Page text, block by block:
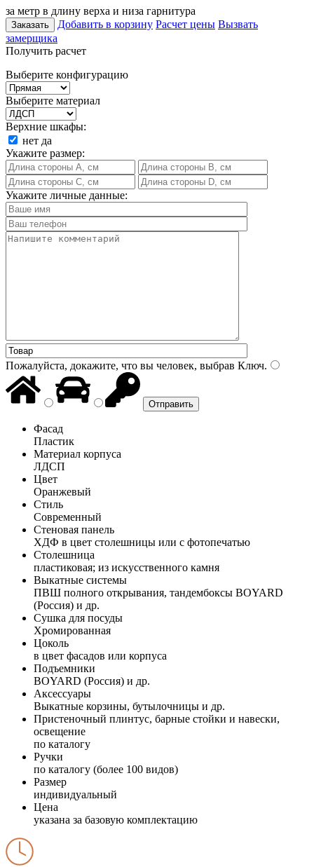
за метр в длину верха и низа гарнитура
Заказать Добавить в корзину Расчет цены Вызвать
замерщика
Получить расчет
Выберите конфигурацию
Выберите материал
Верхние шкафы:
нет да
Укажите размер:
Укажите личные данные:
Пожалуйста, докажите, что вы человек, выбрав Ключ.
Фасад
Пластик
Материал корпуса
ЛДСП
Цвет
Оранжевый
Стиль
Современный
Стеновая панель
ХДФ в цвет столешницы или с фотопечатью
Столешница
пластиковая; из искусственного камня
Выкатные системы
ПВШ полного открывания, тандембоксы BOYARD
(Россия) и др.
Сушка для посуды
Хромированная
Цоколь
в цвет фасадов или корпуса
Подъемники
BOYARD (Россия) и др.
Аксессуары
Выкатные корзины, бутылочницы и др.
Пристеночный плинтус, барные стойки и навески,
освещение
по каталогу
Ручки
по каталогу (более 100 видов)
Размер
индивидуальный
Цена
указана за базовую комплектацию